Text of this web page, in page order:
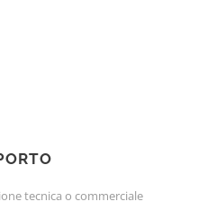
tecnica o commerciale